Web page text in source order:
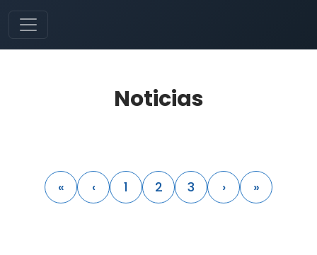
Noticias
« ‹ 1 2 3 › »